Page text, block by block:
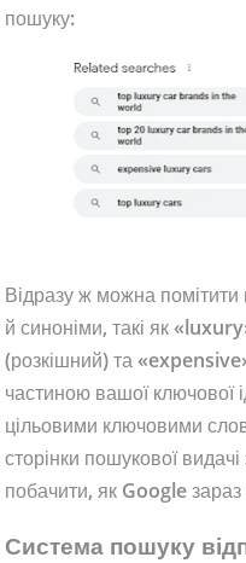
пошуку:
Відразу ж можна помітити
й синоніми, такі як
(розкішний) та
частиною вашої ключової
цільовими ключовими
сторінки пошукової
побачити, як Google
Система пошуку